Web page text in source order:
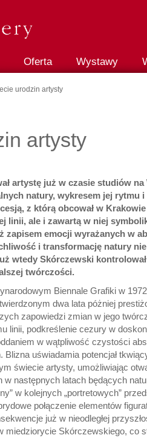
Oferta Wystawy
urodzin artysty
artysty
artystę już w czasie studiów na
natury, wykresem jej rytmu i
, z którą obcował w Krakowie
linii, ale i zawartą w niej
zapisem emocji wyrażanych w
i transformację natury nie
wtedy Skórczewski
twórczości.
Biennale Grafiki w
dwa lata póżniej
zapowiedzi zmian w jego
linii, podkreślenie cezury w
w wątpliwość czystości
uświadamia potencjał
świecie artysty, umożliwiając
następnych latach będących
w kolejnych „portretowych”
połączenie elementów
już w nieodległej
Skórczewskiego, co